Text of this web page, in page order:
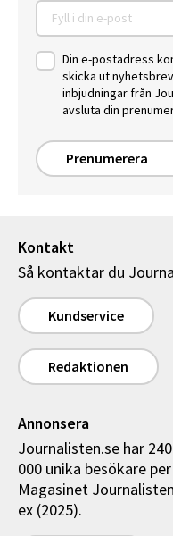
Din e-postadress
skicka ut
inbjudningar från
avsluta din
Prenumerera
Kontakt
Så kontaktar du
Kundservice
Redaktionen
Annonsera
Journalisten.se har
000 unika besökare
Magasinet
ex (2025).